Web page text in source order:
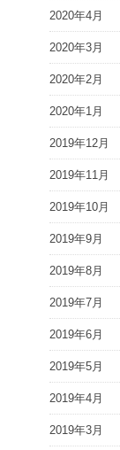
2020年4月
2020年3月
2020年2月
2020年1月
2019年12月
2019年11月
2019年10月
2019年9月
2019年8月
2019年7月
2019年6月
2019年5月
2019年4月
2019年3月